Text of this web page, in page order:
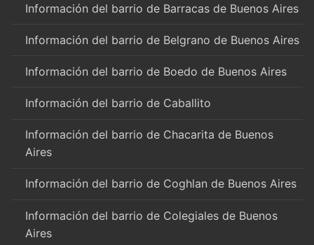
Información del barrio de Barracas de Buenos Aires
Información del barrio de Belgrano de Buenos Aires
Información del barrio de Boedo de Buenos Aires
Información del barrio de Caballito
Información del barrio de Chacarita de Buenos
Aires
Información del barrio de Coghlan de Buenos Aires
Información del barrio de Colegiales de Buenos
Aires